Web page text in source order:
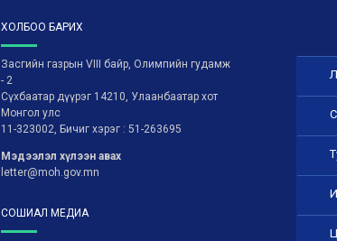
ХОЛБОО БАРИХ
Засгийн газрын VIII байр, Олимпийн гудамж
- 2
Сүхбаатар дүүрэг 14210, Улаанбаатар хот
Монгол улс
11-323002, Бичиг хэрэг : 51-263695
Мэдээлэл хүлээн авах
letter@moh.gov.mn
СОШИАЛ МЕДИА